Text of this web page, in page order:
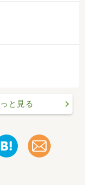
と見る